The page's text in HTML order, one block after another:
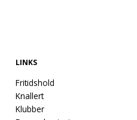
LINKS
Fritidshold
Knallert
Klubber